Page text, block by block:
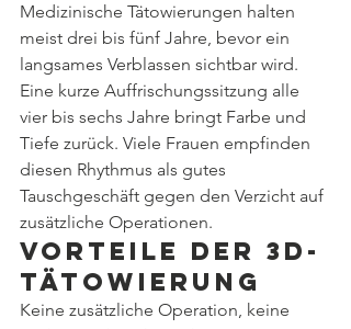
Medizinische Tätowierungen halten
meist drei bis fünf Jahre, bevor ein
langsames Verblassen sichtbar wird.
Eine kurze Auffrischungssitzung alle
vier bis sechs Jahre bringt Farbe und
Tiefe zurück. Viele Frauen empfinden
diesen Rhythmus als gutes
Tauschgeschäft gegen den Verzicht auf
zusätzliche Operationen.
Vorteile der 3D-
Tätowierung
Keine zusätzliche Operation, keine